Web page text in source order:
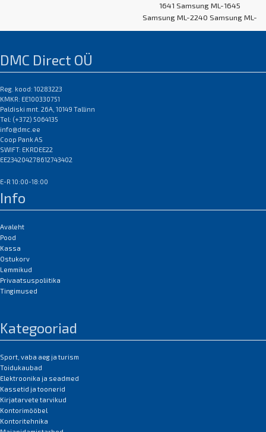
1641 Samsung ML-1645
Samsung ML-2240 Samsung ML-
2241
DMC Direct OÜ
Reg. kood: 10283223
KMKR: EE100330751
Paldiski mnt. 26A, 10149 Tallinn
Tel: (+372) 5064135
info@dmc.ee
Coop Pank AS
SWIFT: EKRDEE22
EE234204278612743402
E-R 10:00-18:00
Info
Avaleht
Pood
Kassa
Ostukorv
Lemmikud
Privaatsuspoliitika
Tingimused
Kategooriad
Sport, vaba aeg ja turism
Toidukaubad
Elektroonika ja seadmed
Kassetid ja toonerid
Kirjatarvete tarvikud
Kontorimööbel
Kontoritehnika